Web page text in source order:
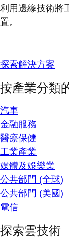
利用邊緣技術將
置。
探索解決方案
按產業分類
汽車
金融服務
醫療保健
工業產業
媒體及娛樂業
公共部門 (全球)
公共部門 (美國)
電信
探索雲技術